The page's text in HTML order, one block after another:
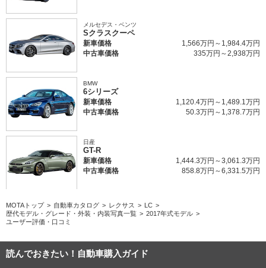
メルセデス・ベンツ
Sクラスクーペ
新車価格
1,566万円～1,984.4万円
中古車価格
335万円～2,938万円
BMW
6シリーズ
新車価格
1,120.4万円～1,489.1万円
中古車価格
50.3万円～1,378.7万円
日産
GT-R
新車価格
1,444.3万円～3,061.3万円
中古車価格
858.8万円～6,331.5万円
MOTAトップ 自動車カタログ レクサス
LC
歴代モデル・グレード・外装・内装写真一覧
2017年式モデル
ユーザー評価・口コミ
読んでおきたい！自動車購入ガイド